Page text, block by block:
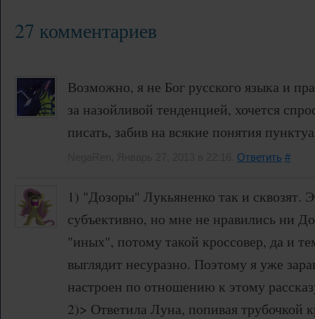
27 комментариев
Возможно, я не Бог русского языка и
за назойливой тенденцией, хочется
писать, забив на всякие понятия
Ответить #
1) "Дозоры" Лукьяненко так и сквозят.
субъективно, но мне не нравились ни
"иных", потому такой кроссовер, да и
выглядит несуразно. Поэтому я уже
настроен по отношению к этому
2)> Ответила Луна, попивая трубочкой